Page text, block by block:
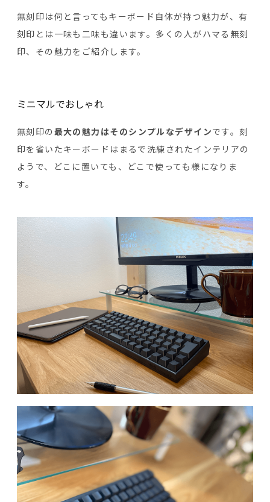
無刻印は何と言ってもキーボード自体が持つ魅力が、有
刻印とは一味も二味も違います。多くの人がハマる無刻
印、その魅力をご紹介します。
ミニマルでおしゃれ
無刻印の 最大の魅力はそのシンプルなデザインです。刻
印を省いたキーボードはまるで洗練されたインテリアの
ようで、どこに置いても、どこで使っても様になりま
す。